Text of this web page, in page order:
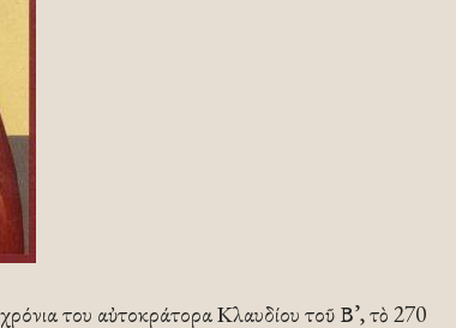
χρόνια του αὐτοκράτορα Κλαυδίου τοῦ Β’, τὸ 270